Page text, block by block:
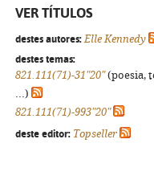
VER TÍTULOS
destes autores: Elle Kennedy
destes temas:
821.111(71)-31"20"(poesia,
...)
821.111(71)-993"20"
deste editor: Topseller